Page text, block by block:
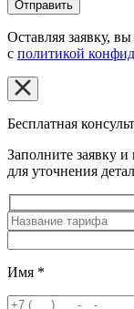
Оставляя заявку, вы
с политикой
Бесплатная
Заполните заявку
для уточнения
Имя *